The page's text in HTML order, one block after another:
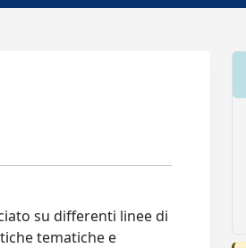
su differenti linee di
tematiche e